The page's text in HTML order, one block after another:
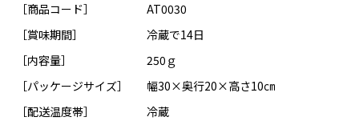
［商品コード］
AT0030
［賞味期間］
冷蔵で14日
［内容量］
250ｇ
［パッケージサイズ］
幅30×奥行20×高さ10㎝
［配送温度帯］
冷蔵